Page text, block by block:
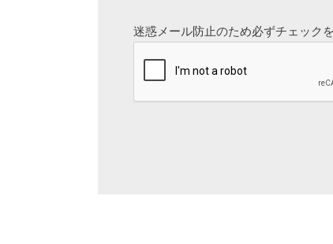
迷惑メール防止のため必ずチェック